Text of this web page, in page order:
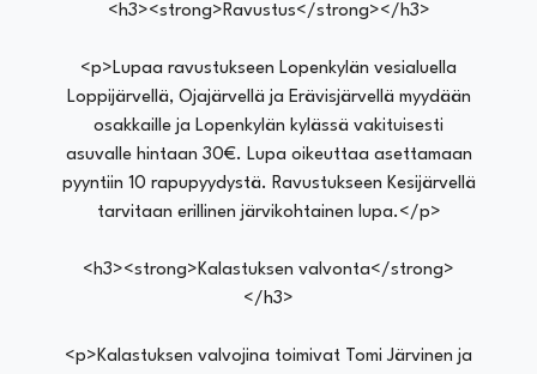
<h3><strong>Ravustus</strong></h3>
<p>Lupaa ravustukseen Lopenkylän vesialuella
Loppijärvellä, Ojajärvellä ja Erävisjärvellä myydään
osakkaille ja Lopenkylän kylässä vakituisesti
asuvalle hintaan 30€. Lupa oikeuttaa asettamaan
pyyntiin 10 rapupyydystä. Ravustukseen Kesijärvellä
tarvitaan erillinen järvikohtainen lupa.</p>
<h3><strong>Kalastuksen valvonta</strong>
</h3>
<p>Kalastuksen valvojina toimivat Tomi Järvinen ja